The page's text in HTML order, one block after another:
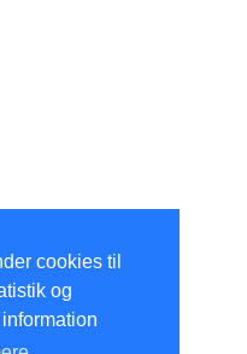
cookies til
og